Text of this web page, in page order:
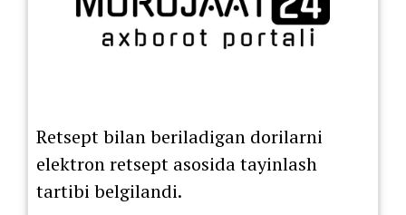
Retsept bilan beriladigan dorilarni
elektron retsept asosida tayinlash
tartibi belgilandi.